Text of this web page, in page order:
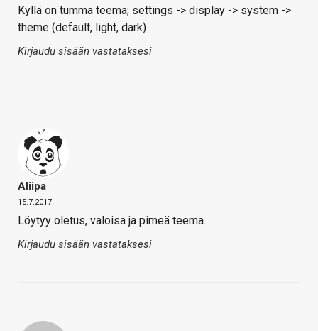
Kyllä on tumma teema; settings -> display -> system ->
theme (default, light, dark)
Kirjaudu sisään vastataksesi
Aliipa
15.7.2017
Löytyy oletus, valoisa ja pimeä teema.
Kirjaudu sisään vastataksesi